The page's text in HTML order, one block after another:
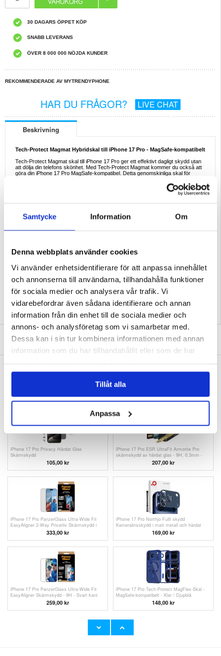
Samtycke Information Om
Denna webbplats använder cookies
Vi använder enhetsidentifierare för att anpassa innehållet
och annonserna till användarna, tillhandahålla funktioner
för sociala medier och analysera vår trafik. Vi
vidarebefordrar även sådana identifierare och annan
information från din enhet till de sociala medier och
annons- och analysföretag som vi samarbetar med.
Dessa kan i sin tur kombinera informationen med annan
information som du har tillhandahållit eller som de har
Tillåt alla
Anpassa
30 DAGARS ÖPPET KÖP
SNABB LEVERANS
ÖVER 8 000 000 NÖJDA KUNDER
REKOMMENDERADE AV MYTRENDYPHONE
HAR DU FRÅGOR? LIVE CHAT
Beskrivning
Tech-Protect Magmat Hybridskal till iPhone 17 Pro - MagSafe-kompatibelt
Tech-Protect Magmat skal till iPhone 17 Pro ger ett effektivt dagligt skydd utan
att dölja din telefons skönhet. Med Tech-Protect Magmat kommer du också att
göra din iPhone 17 Pro MagSafe-kompatibel. Detta genomskinliga skal för
- En transparent design visar upp den ursprungliga skönheten av din iPhone 17
Pro
Förpackning:Euroblister
Skal & Tillbehör
9H - Case Friendly - 2 St. - Genomskinlig
Spy+ Privacy skärmskydd av härdat glas - 2
iPhone 17 Pro Privacy Härdat Glas
Skärmskydd
105,00 kr
iPhone 17 Pro ESR UltraFit Armorite Pro
skärmskydd av härdat glas - 9H, 0.3mm -
207,00 kr
iPhone 17 Pro PanzerGlass Ultra-Wide Fit
EasyAligner 2-Way Privatliv Skärmskydd i
härdat glas - 9H - Svart kant
333,00 kr
iPhone 17 Pro Northjo Fullt skydd
Kameralinsskydd i matt metall och härdat
169,00 kr
iPhone 17 Pro PanzerGlass Ultra-Wide Fit
EasyAligner Skärmskydd - 9H - Svart kant
259,00 kr
iPhone 17 Pro Tech-Protect MagFlex-Skal -
MagSafe-kompatibelt - Klar / Djupblå
148,00 kr